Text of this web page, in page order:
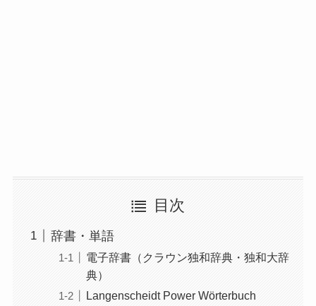
目次
辞書・単語
電子辞書（クラウン独和辞典・独和大辞
典）
Langenscheidt Power Wörterbuch